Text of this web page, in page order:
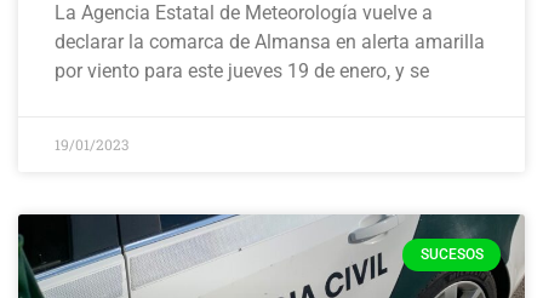
La Agencia Estatal de Meteorología vuelve a
declarar la comarca de Almansa en alerta amarilla
por viento para este jueves 19 de enero, y se
19/01/2023
SUCESOS